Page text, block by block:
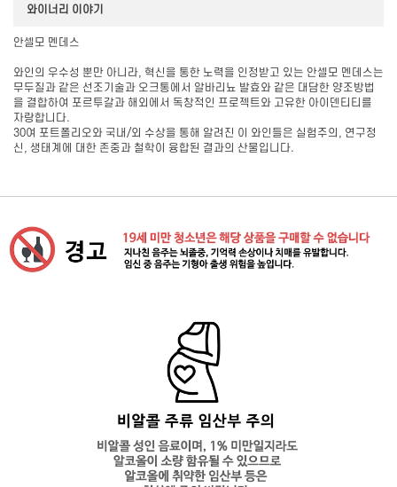
와이너리 이야기
안셀모 멘데스
와인의 우수성 뿐만 아니라, 혁신을 통한 노력을 인정받고 있는 안셀모 멘데스는
무두질과 같은 선조기술과 오크통에서 알바리뇨 발효와 같은 대담한 양조방법
을 결합하여 포르투갈과 해외에서 독창적인 프로젝트와 고유한 아이덴티티를
자랑합니다.
30여 포트폴리오와 국내/외 수상을 통해 알려진 이 와인들은 실험주의, 연구정
신, 생태계에 대한 존중과 철학이 융합된 결과의 산물입니다.